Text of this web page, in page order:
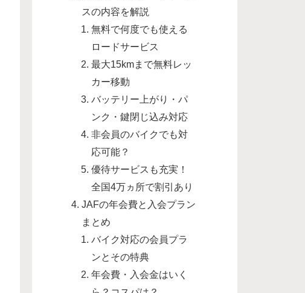
スの内容を解説
無料で何度でも使える
ロードサービス
最大15kmまで無料レッ
カー移動
バッテリー上がり・パ
ンク・鍵閉じ込み対応
非会員のバイクでも対
応可能？
優待サービスも充実！
全国4万ヵ所で割引あり
JAFの年会費と入会プラン
まとめ
バイク対応の会員プラ
ンとその特典
年会費・入会金はいく